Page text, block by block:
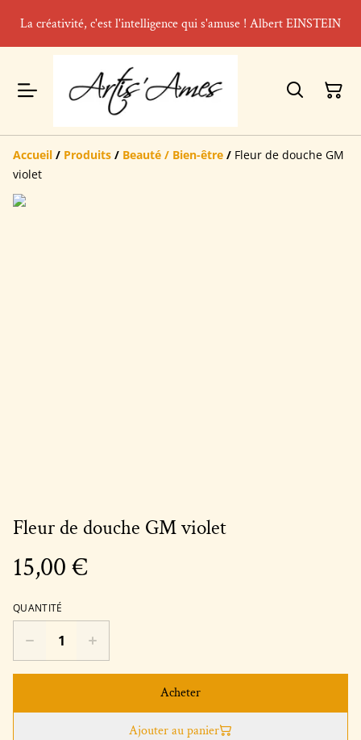
La créativité, c'est l'intelligence qui s'amuse ! Albert EINSTEIN
Accueil / Produits / Beauté / Bien-être / Fleur de douche GM
violet
Fleur de douche GM violet
15,00 €
QUANTITÉ
Acheter
Ajouter au panier